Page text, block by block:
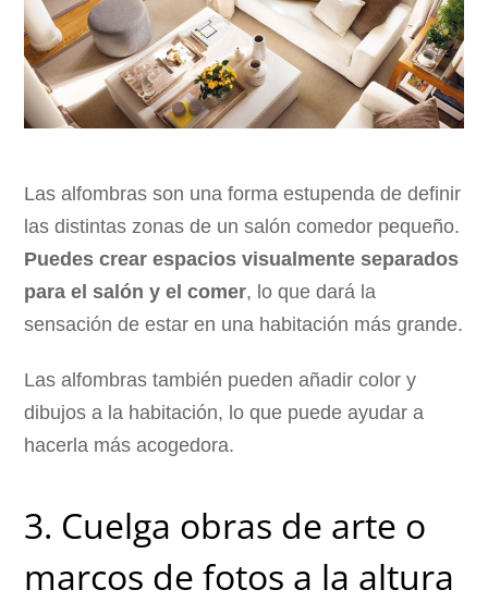
Las alfombras son una forma estupenda de definir
las distintas zonas de un salón comedor pequeño.
Puedes crear espacios visualmente separados
para el salón y el comer, lo que dará la
sensación de estar en una habitación más grande.
Las alfombras también pueden añadir color y
dibujos a la habitación, lo que puede ayudar a
hacerla más acogedora.
3. Cuelga obras de arte o
marcos de fotos a la altura